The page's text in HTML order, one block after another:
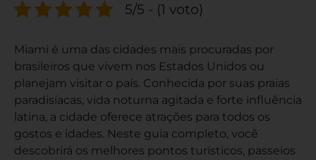
5/5 - (1 voto)
Miami é uma das cidades mais procuradas por
brasileiros que vivem nos Estados Unidos ou
planejam visitar o país. Conhecida por suas praias
paradisíacas, vida noturna agitada e forte influência
latina, a cidade oferece atrações para todos os
gostos e idades. Neste guia completo, você
descobrirá os melhores pontos turísticos, passeios